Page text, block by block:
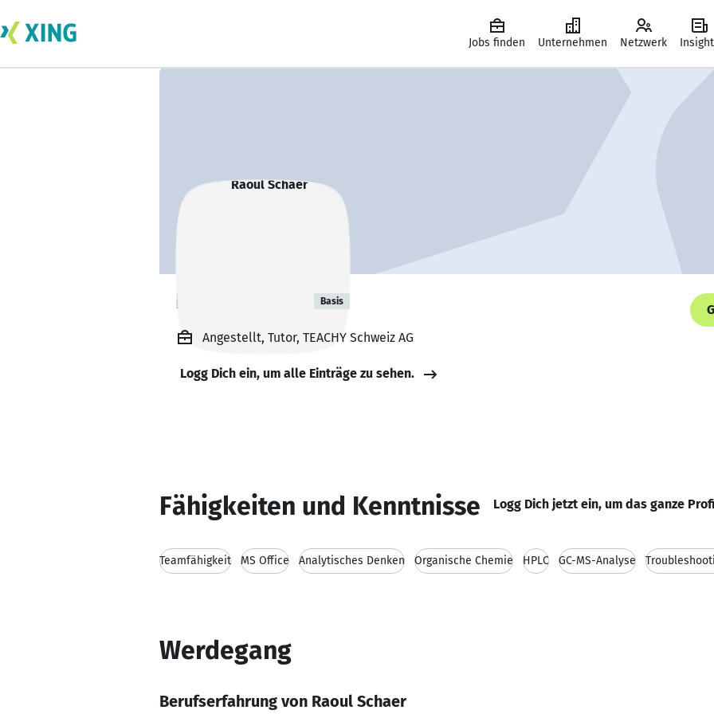
Jobs finden Unternehmen Netzwerk
Raoul Schaer Basis
Angestellt, Tutor, TEACHY Schweiz AG
Logg Dich ein, um alle Einträge zu sehen.
Fähigkeiten und Kenntnisse Logg Dich jetzt ein, um das ganze
Teamfähigkeit MS Office Analytisches Denken Organische Chemie HPLC GC-MS-Analyse
Werdegang
Berufserfahrung von Raoul Schaer